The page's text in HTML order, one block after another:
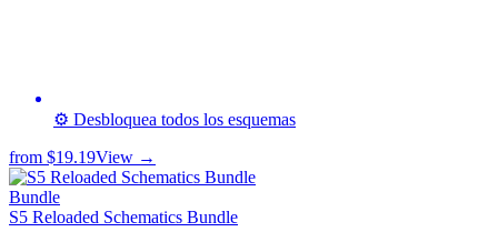
⚙️ Desbloquea todos los esquemas
from $19.19View →
Bundle
S5 Reloaded Schematics Bundle